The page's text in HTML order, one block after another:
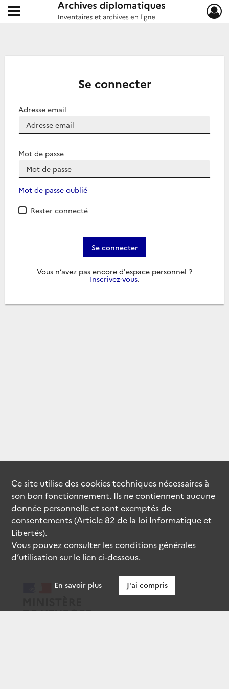
Archives diplomatiques
Ouvrir le menu déroulant
Se connecter
Adresse email
Mot de passe
Mot de passe oublié
Rester connecté
Se connecter
Vous n’avez pas encore d'espace personnel ?
Inscrivez-vous.
Ce site utilise descookiestechniques nécessaires à
son bon fonctionnement. Ils ne contiennent aucune
donnée personnelle et sont exemptés de
consentements (Article 82 de la loi Informatique et
Libertés).
Vous pouvez consulter les conditions générales
d’utilisation sur le lien ci-dessous.
En savoir plus J'ai compris